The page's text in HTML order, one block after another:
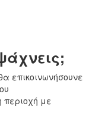
επικοινωνήσουνε
περιοχή με